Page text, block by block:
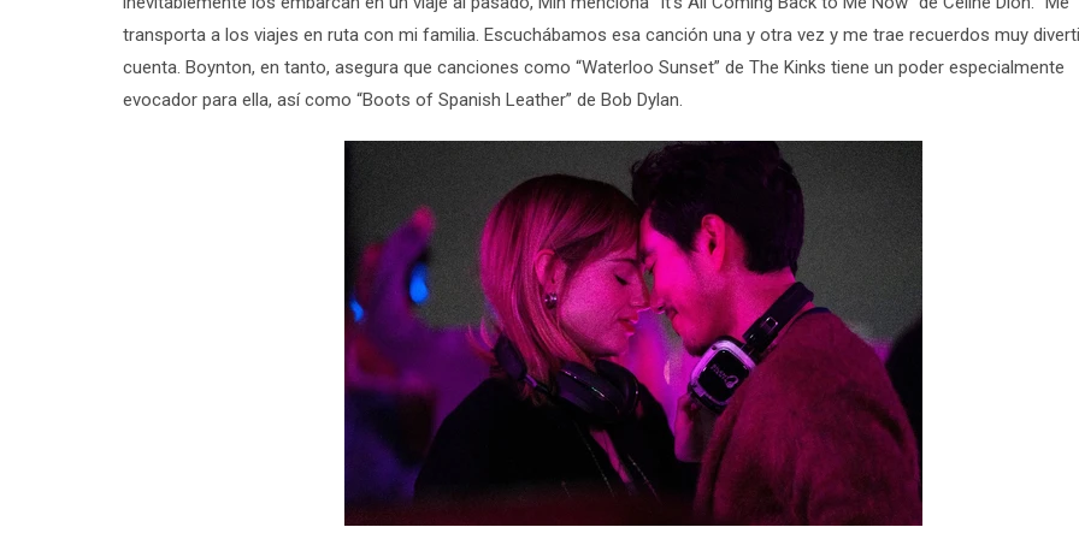
transporta a los viajes en ruta con mi familia. Escuchábamos esa canción una y otra vez y me trae recuerdos muy
cuenta. Boynton, en tanto, asegura que canciones como “Waterloo Sunset” de The Kinks tiene un poder especialmente
evocador para ella, así como “Boots of Spanish Leather” de Bob Dylan.